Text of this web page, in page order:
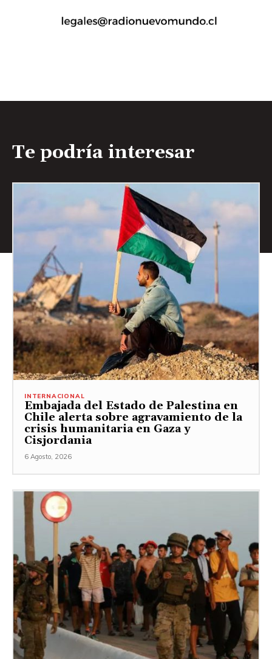
Te podría interesar
INTERNACIONAL
Embajada del Estado de Palestina en
Chile alerta sobre agravamiento de la
crisis humanitaria en Gaza y
Cisjordania
6 Agosto, 2026